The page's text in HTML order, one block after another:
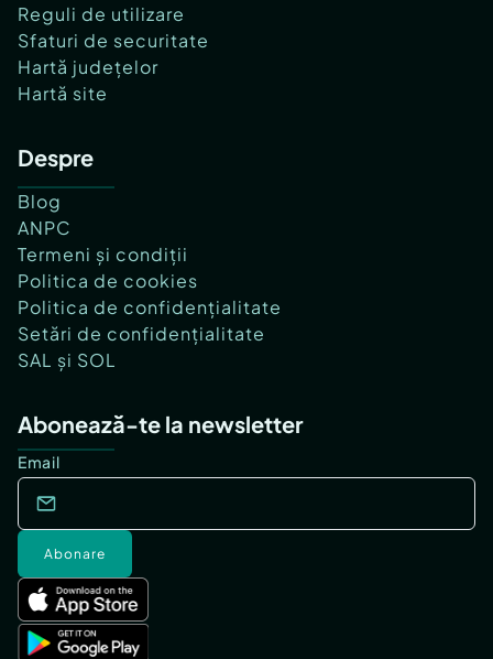
Reguli de utilizare
Sfaturi de securitate
Hartă județelor
Hartă site
Despre
Blog
ANPC
Termeni și condiții
Politica de cookies
Politica de confidențialitate
Setări de confidențialitate
SAL și SOL
Abonează-te la newsletter
Email
Abonare